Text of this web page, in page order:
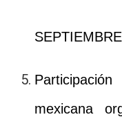
SEPTIEMBRE
mexicana